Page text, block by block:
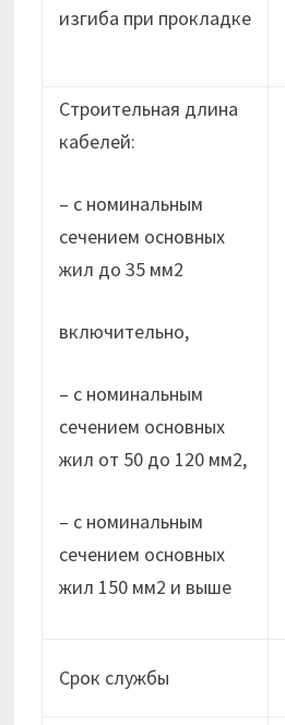
изгиба при прокладке
Строительная длина
кабелей:
– с номинальным
сечением основных
жил до 35 мм2
включительно,
– с номинальным
сечением основных
жил от 50 до 120 мм2,
– с номинальным
сечением основных
жил 150 мм2 и выше
Срок службы